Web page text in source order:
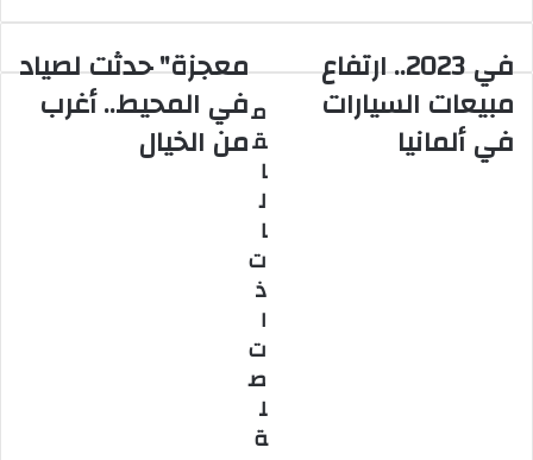
في
2023..
ارتفاع
مبيعات
السيارات
في 2023.. ارتفاع
مبيعات السيارات
في ألمانيا
معجزة"
لصياد
في
المحيط..
معجزة" حدثت لصياد
في المحيط.. أغرب
من الخيال
م
ق
ا
ل
ا
ت
ذ
ا
ت
ص
ل
ة